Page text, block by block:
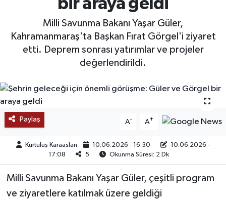
bir araya geldi
Milli Savunma Bakanı Yaşar Güler,
Kahramanmaraş'ta Başkan Fırat Görgel'i ziyaret
etti. Deprem sonrası yatırımlar ve projeler
değerlendirildi.
Paylaş A- A+
Kurtuluş Karaaslan 10.06.2026 - 16:30
10.06.2026 -
17:08
5 Okunma Süresi: 2 Dk
Milli Savunma Bakanı Yaşar Güler, çeşitli program
ve ziyaretlere katılmak üzere geldiği
SİYASET
EKONOMİ
MAGAZİN
SAĞLIK
BÖLGE
KEŞFET
Süper Lig Puan Durumu ve Fikstür
Tüm Manşetler
Son Dakika Haberleri
Haber Arşivi